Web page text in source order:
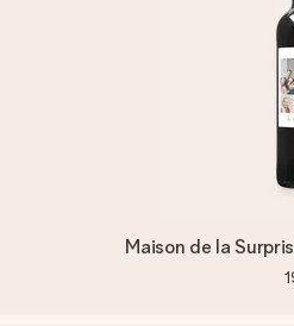
Maison de la